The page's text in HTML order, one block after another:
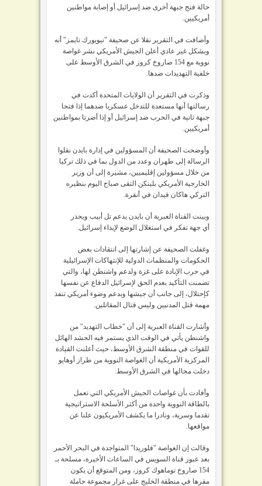
حالة فتح جبهة أخرى ضد إسرائيل أو إصابة مواطنين
أمريكيين.
وأضافت في التقرير نقلا عن صحيفة "نيويورك تايمز" أنه
وبشكل غير عادي أعلن الجيش الأمريكي نشر غواصة
نووية مع 154 صاروخ كروز في الشرق الأوسط على
خلفية التهديدات ضدها.
وذكرت في التقرير أن الولايات المتحدة أكدت في
رسالتها أنها مستعدة للتدخل عسكريا ضدهما إذا فتحا
جبهة ثانية في الحرب ضد إسرائيل أو إذا أضرتا بمواطنين
أمريكيين.
وأوضحت الصحيفة أن المسؤولين في إدارة بايدن نقلوا
الرسالة إلى طهران وعدد من الدول بما في ذلك تركيا
من خلال مسؤولين إقليميين، مشيرة إلى أن وزير
الخارجية الأمريكي بلينكن التقى صباح اليوم بنظيره
التركي هاكان فيدان في أنقرة.
وبينت القناة العبرية أن بايدن يدعم تل أبيب ويحذر
أي جهة تفكر في استغلال الوضع لإيذاء إسرائيل.
وغفلت الصحيفة عن إشارتها إلى انتقادات بعض
الحكومات والمنظمات الدولية للإنتهاكات الإسرائيلية
في حرب الإبادة على غزة ولدعم واشنطن لها، والتي
تضمنت التأكيد بعدم الحق لإسرائيل الدفاع عن نفسها
كإحتلال، إلى جانب أن جيشها وبدعم وضوء أمريكي تنفذ
مهمة قتل المدنيين وليس قتال المقاتلين.
وأشارت القناة العبرية إلى أن "خطاب التهديد" من
واشنطن يأتي في الوقت الذي يستمر فيه الحشد الهائل
للقوات في منطقة الشرق الأوسط، حيث أعلنت القيادة
المركزية الأمريكية أن الغواصة النووية من طراز أوهايو
دخلت مجالها في الشرق الأوسط.
وأفادت بأن غواصات الجيش الأمريكي التي تعمل
بالطاقة النووية واحدة من أكثر الأسلحة الاستراتيجية
تقدما وسرية، ونادرا ما يكشف الأمريكيون علنا عن
مواقعها.
وقالت إن الغواصة "فلوريدا" المتواجدة في البحر الأحمر
بعد عبور قناة السويس في الساعات الأخيرة، مسلحة بـ
154 صاروخ توماهوك كروز، ومن المتوقع أن يكون
مقرها في منطقة الخليج على غرار مجموعة حاملة